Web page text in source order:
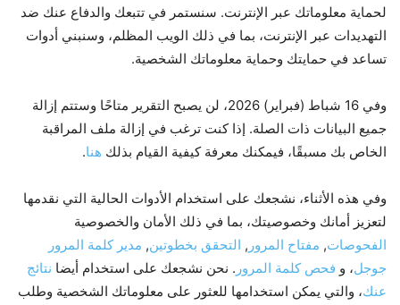
لحماية معلوماتك عبر الإنترنت. سنستمر في تتبعك والدفاع عنك ضد
التهديدات عبر الإنترنت، بما في ذلك الويب المظلم، وسنبني أدوات
تساعد في حمايتك وحماية معلوماتك الشخصية.
وفي 16 شباط (فبراير) 2026، لن يصبح التقرير متاحًا وستتم إزالة
جميع البيانات ذات الصلة. إذا كنت ترغب في إزالة ملف المراقبة
الخاص بك مسبقًا، فيمكنك معرفة كيفية القيام بذلك هنا.
وفي هذه الأثناء، نشجعك على استخدام الأدوات الحالية التي نقدمها
لتعزيز أمانك وخصوصيتك، بما في ذلك الأمان والخصوصية
الفحوصات, مفتاح المرور , التحقق بخطوتين, مدير كلمة المرور
جوجل، و فحص كلمة المرور . نحن نشجعك على استخدام أيضا نتائج
عنك، والتي يمكن استخدامها للعثور على معلوماتك الشخصية وطلب